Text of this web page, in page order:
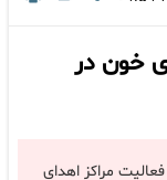
خون در
مراکز اهدای